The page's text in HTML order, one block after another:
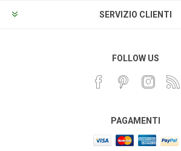
SERVIZIO CLIENTI
FOLLOW US
PAGAMENTI